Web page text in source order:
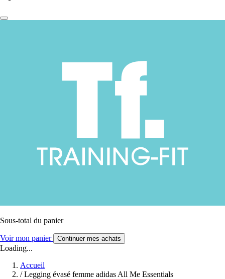
Sous-total du panier
Voir mon panier Continuer mes achats
Loading...
Accueil
/ Legging évasé femme adidas All Me Essentials